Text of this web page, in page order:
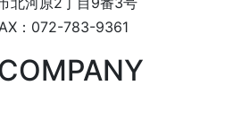
：072-783-9361